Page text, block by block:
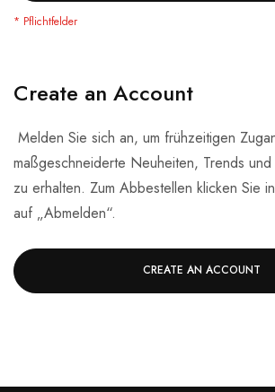
Create an Account
Melden Sie sich an, um frühzeitigen
maßgeschneiderte Neuheiten, Trends
zu erhalten. Zum Abbestellen klicken Sie
auf „Abmelden“.
CREATE AN ACCOUNT